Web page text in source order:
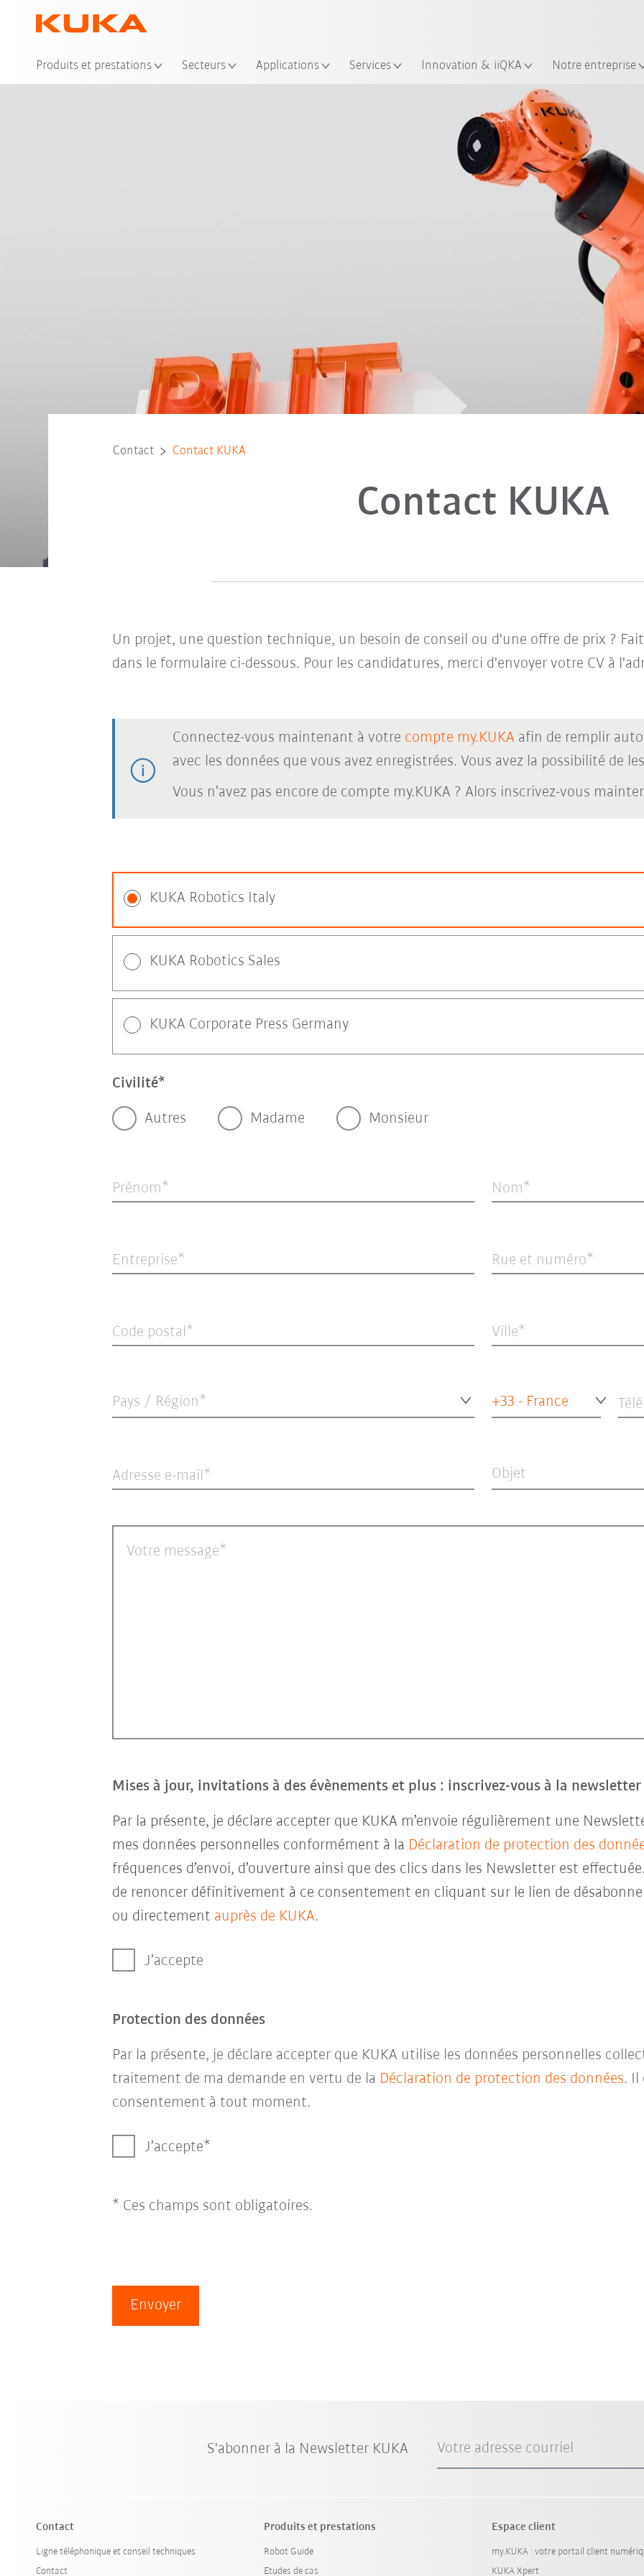
Produits et prestations Secteurs Applications Services Innovation & iiQKA Notre entreprise
Contact Contact KUKA
Contact KUKA
Un projet, une question technique, un besoin de conseil ou d'une offre de prix ?
dans le formulaire ci-dessous. Pour les candidatures, merci d'envoyer votre CV à
Connectez-vous maintenant à votre compte my.KUKA afin de remplir
avec les données que vous avez enregistrées. Vous avez la possibilité de
Vous n’avez pas encore de compte my.KUKA ? Alors inscrivez-vous
KUKA Robotics Italy
KUKA Robotics Sales
KUKA Corporate Press Germany
Civilité
Autres Madame Monsieur
Prénom Nom
Entreprise Rue et numéro
Code postal Ville
Pays / Région* +33 - France
Adresse e-mail Objet
Votre message
Mises à jour, invitations à des évènements et plus : inscrivez-vous à la newsletter
Par la présente, je déclare accepter que KUKA m’envoie régulièrement une
mes données personnelles conformément à la Déclaration de protection des
fréquences d’envoi, d’ouverture ainsi que des clics dans les Newsletter est
de renoncer définitivement à ce consentement en cliquant sur le lien de
ou directement auprès de KUKA.
J’accepte
Protection des données
Par la présente, je déclare accepter que KUKA utilise les données personnelles
traitement de ma demande en vertu de la Déclaration de protection des données. Il
consentement à tout moment.
J’accepte
* Ces champs sont obligatoires.
Envoyer
S'abonner à la Newsletter KUKA Votre adresse courriel
Contact
Ligne téléphonique et conseil techniques
Contact
Produits et prestations
Robot Guide
Etudes de cas
Espace client
my.KUKA : votre portail client
KUKA Xpert